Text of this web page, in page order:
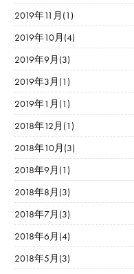
2019年11月(1)
2019年10月(4)
2019年9月(3)
2019年3月(1)
2019年1月(1)
2018年12月(1)
2018年10月(3)
2018年9月(1)
2018年8月(3)
2018年7月(3)
2018年6月(4)
2018年5月(3)